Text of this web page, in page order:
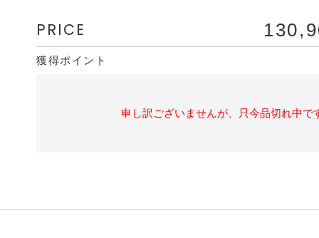
PRICE
獲得ポイント
申し訳ございませんが、只今品切れ中で